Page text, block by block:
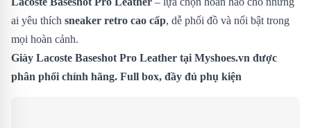
ai yêu thích sneaker retro cao cấp, dễ phối đồ và nổi bật trong
mọi hoàn cảnh.
Giày Lacoste Baseshot Pro Leather tại Myshoes.vn được
phân phối chính hãng. Full box, đầy đủ phụ kiện